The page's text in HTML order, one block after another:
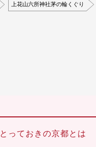
上花山六所神社茅の輪くぐり
とっておきの京都とは